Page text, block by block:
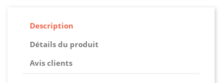
Description
Détails du produit
Avis clients